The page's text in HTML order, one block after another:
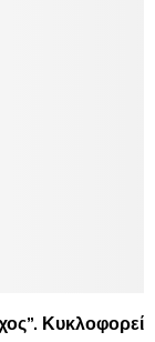
Κυκλοφορεί